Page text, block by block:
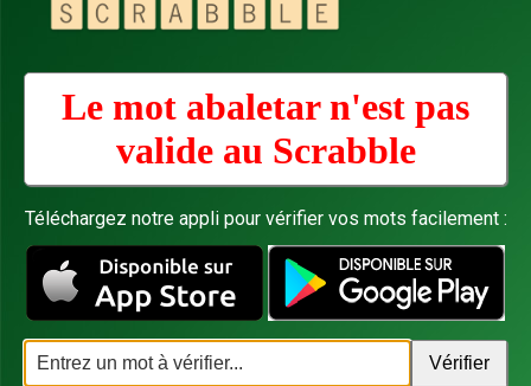
Le mot abaletar n'est pas
valide au Scrabble
Téléchargez notre appli pour vérifier vos mots facilement :